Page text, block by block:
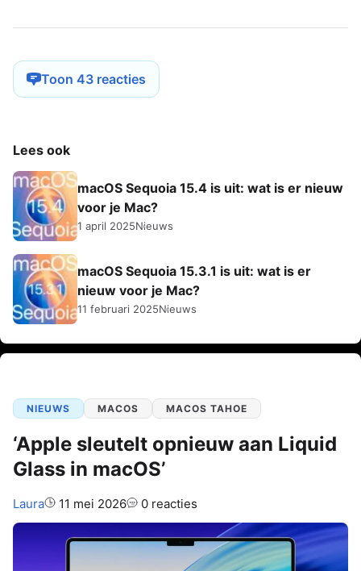
Toon 43 reacties
Lees ook
macOS Sequoia 15.4 is uit: wat is er nieuw
voor je Mac?
1 april 2025Nieuws
macOS Sequoia 15.3.1 is uit: wat is er
nieuw voor je Mac?
11 februari 2025Nieuws
NIEUWS MACOS MACOS TAHOE
‘Apple sleutelt opnieuw aan Liquid
Glass in macOS’
Auteur:
Laura 11 mei 2026 0 reacties